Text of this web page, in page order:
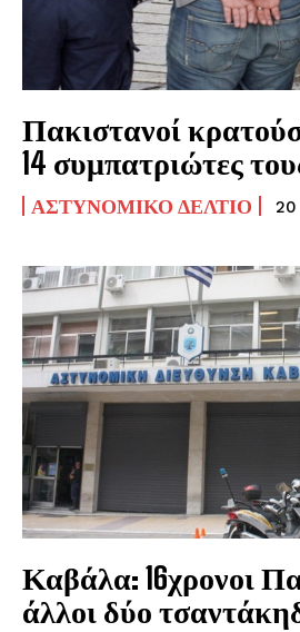
Πακιστανοί
14 συμπατριώτες
ΑΣΤΥΝΟΜΙΚΌ ΔΕΛΤΊΟ 20
Καβάλα: 16χρονοι
άλλοι δύο